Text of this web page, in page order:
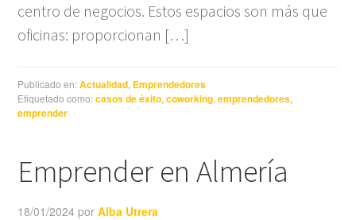
centro de negocios. Estos espacios son más que
oficinas: proporcionan […]
Publicado en:Actualidad Emprendedores
Etiquetado como:casos de éxito ,coworking ,emprendedores
emprender
Emprender en Almería
18/01/2024 porAlba Utrera